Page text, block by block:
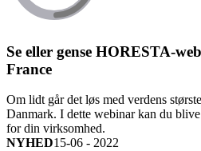
Se eller gense HORESTA-
France
Om lidt går det løs med verdens
Danmark. I dette webinar kan du
for din virksomhed.
NYHED15-06 - 2022